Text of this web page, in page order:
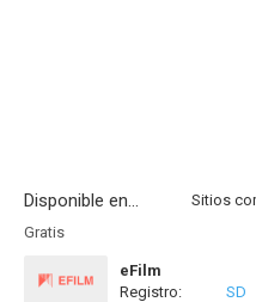
Disponible en...
Gratis
eFilm
Registro:
SD